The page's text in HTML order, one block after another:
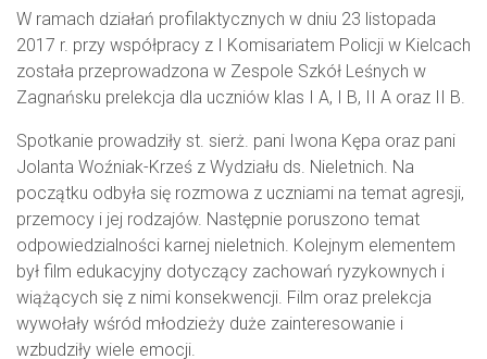
W ramach działań profilaktycznych w dniu 23 listopada
2017 r. przy współpracy z I Komisariatem Policji w Kielcach
została przeprowadzona w Zespole Szkół Leśnych w
Zagnańsku prelekcja dla uczniów klas I A, I B, II A oraz II B.
Spotkanie prowadziły st. sierż. pani Iwona Kępa oraz pani
Jolanta Woźniak-Krześ z Wydziału ds. Nieletnich. Na
początku odbyła się rozmowa z uczniami na temat agresji,
przemocy i jej rodzajów. Następnie poruszono temat
odpowiedzialności karnej nieletnich. Kolejnym elementem
był film edukacyjny dotyczący zachowań ryzykownych i
wiążących się z nimi konsekwencji. Film oraz prelekcja
wywołały wśród młodzieży duże zainteresowanie i
wzbudziły wiele emocji.